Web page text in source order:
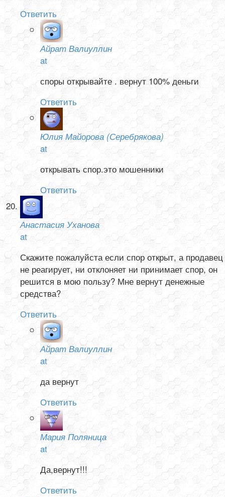
Ответить
Айрат Валиуллин
at
споры открывайте . вернут 100% деньги
Ответить
Юлия Майорова (Серебрякова)
at
открывать спор.это мошенники
Ответить
Анастасия Уханова
at
Скажите пожалуйста если спор открыт, а продавец
не реагирует, ни отклоняет ни принимает спор, он
решится в мою пользу? Мне вернут денежные
средства?
Ответить
Айрат Валиуллин
at
да вернут
Ответить
Мария Поляница
at
Да,вернут!!!
Ответить